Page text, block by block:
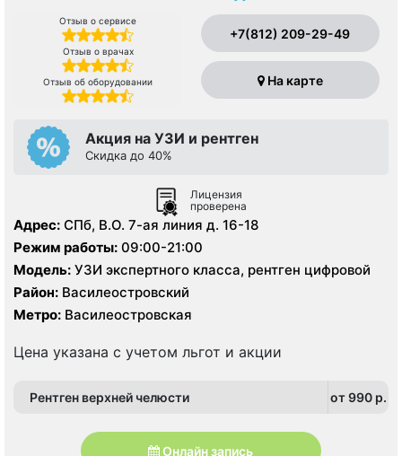
Отзыв о сервисе
Отзыв о врачах
Отзыв об оборудовании
+7(812) 209-29-49
На карте
Акция на УЗИ и рентген
Скидка до 40%
Лицензия
проверена
Адрес: СПб, В.О. 7-ая линия д. 16-18
Режим работы: 09:00-21:00
Модель: УЗИ экспертного класса, рентген цифровой
Район: Василеостровский
Метро: Василеостровская
Цена указана с учетом льгот и акции
Рентген верхней челюсти от 990 p.
Онлайн запись